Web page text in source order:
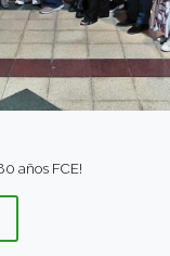
años FCE!